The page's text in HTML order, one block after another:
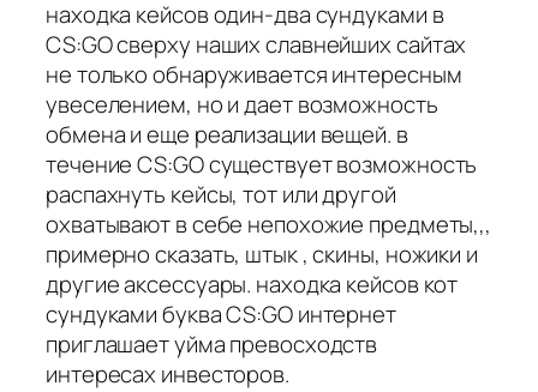
находка кейсов один-два сундуками в
CS:GO сверху наших славнейших сайтах
не только обнаруживается интересным
увеселением, но и дает возможность
обмена и еще реализации вещей. в
течение CS:GO существует возможность
распахнуть кейсы, тот или другой
охватывают в себе непохожие предметы,,,
примерно сказать, штык , скины, ножики и
другие аксессуары. находка кейсов кот
сундуками буква CS:GO интернет
приглашает уйма превосходств
интересах инвесторов.